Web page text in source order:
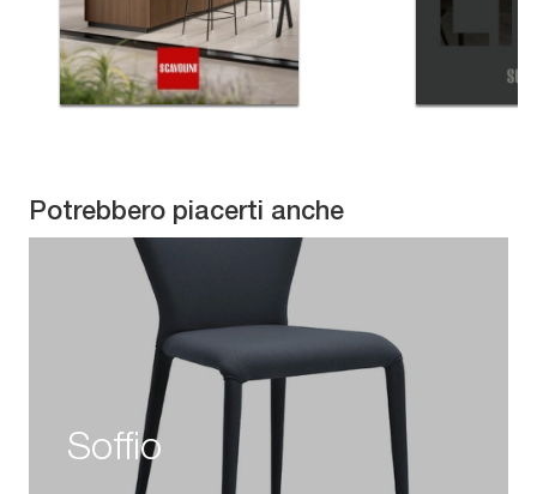
Potrebbero piacerti anche
Soffio